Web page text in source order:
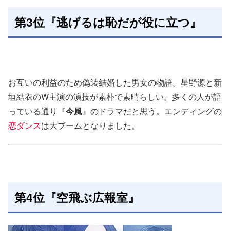
第3位『逃げるは恥だが役に立つ』
お互いの利益のため偽装結婚した男女の物語。星野源と新
垣結衣のW主演の演技が素朴で素晴らしい。多くの人が語
っている通り『今風』のドラマだと思う。エンディングの
恋ダンスは大ブームとなりました。
第4位『空飛ぶ広報室』